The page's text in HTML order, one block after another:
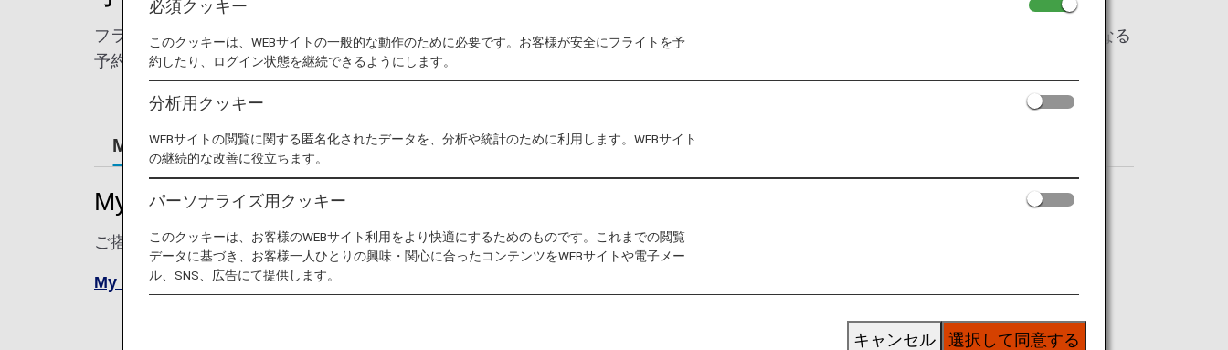
フライトのご予約、座席指定、ご予約の変更など、すべてのお手続きが可能です。ANAマイレージクラブ会員のお客様は、よくご利用になる
予約内容を事前登録することで、次回からのご予約がスムーズにご利用できます。
My Booking ご予約のご希望 座席指定 ご予約の変更、追加料金のご請求、払い戻し
My Booking
ご搭乗予定のフライトを素早く検索できます。ご予約番号、eチケット番号、ANAマイレージクラブお客様番号（10桁）で検索できます。
My Booking
必須クッキー
このクッキーは、WEBサイトの一般的な動作のために必要です。お客様が安全にフライトを予
約したり、ログイン状態を継続できるようにします。
分析用クッキー
WEBサイトの閲覧に関する匿名化されたデータを、分析や統計のために利用します。WEBサイト
の継続的な改善に役立ちます。
パーソナライズ用クッキー
このクッキーは、お客様のWEBサイト利用をより快適にするためのものです。これまでの閲覧
データに基づき、お客様一人ひとりの興味・関心に合ったコンテンツをWEBサイトや電子メー
ル、SNS、広告にて提供します。
選択して同意する
キャンセル